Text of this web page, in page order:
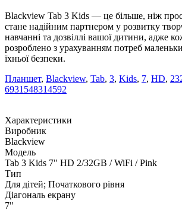
Blackview Tab 3 Kids — це більше, ніж
стане надійним партнером у розвитку
навчанні та дозвіллі вашої дитини, адже
розроблено з урахуванням потреб
їхньої безпеки.
Планшет, Blackview, Tab, 3, Kids, 7, HD,
6931548314592
Характеристики
Виробник
Blackview
Модель
Tab 3 Kids 7" HD 2/32GB / WiFi / Pink
Тип
Для дітей; Початкового рівня
Діагональ екрану
7"